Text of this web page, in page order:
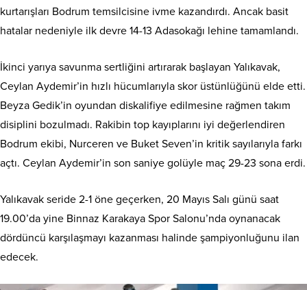
kurtarışları Bodrum temsilcisine ivme kazandırdı. Ancak basit
hatalar nedeniyle ilk devre 14-13 Adasokağı lehine tamamlandı.
İkinci yarıya savunma sertliğini artırarak başlayan Yalıkavak,
Ceylan Aydemir’in hızlı hücumlarıyla skor üstünlüğünü elde etti.
Beyza Gedik’in oyundan diskalifiye edilmesine rağmen takım
disiplini bozulmadı. Rakibin top kayıplarını iyi değerlendiren
Bodrum ekibi, Nurceren ve Buket Seven’in kritik sayılarıyla farkı
açtı. Ceylan Aydemir’in son saniye golüyle maç 29-23 sona erdi.
Yalıkavak seride 2-1 öne geçerken, 20 Mayıs Salı günü saat
19.00’da yine Binnaz Karakaya Spor Salonu’nda oynanacak
dördüncü karşılaşmayı kazanması halinde şampiyonluğunu ilan
edecek.